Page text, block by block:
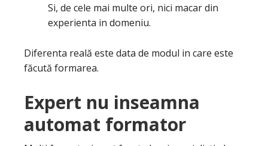
Si, de cele mai multe ori, nici macar din
experienta in domeniu.
Diferenta reală este data de modul in care este
făcută formarea.
Expert nu inseamna
automat formator